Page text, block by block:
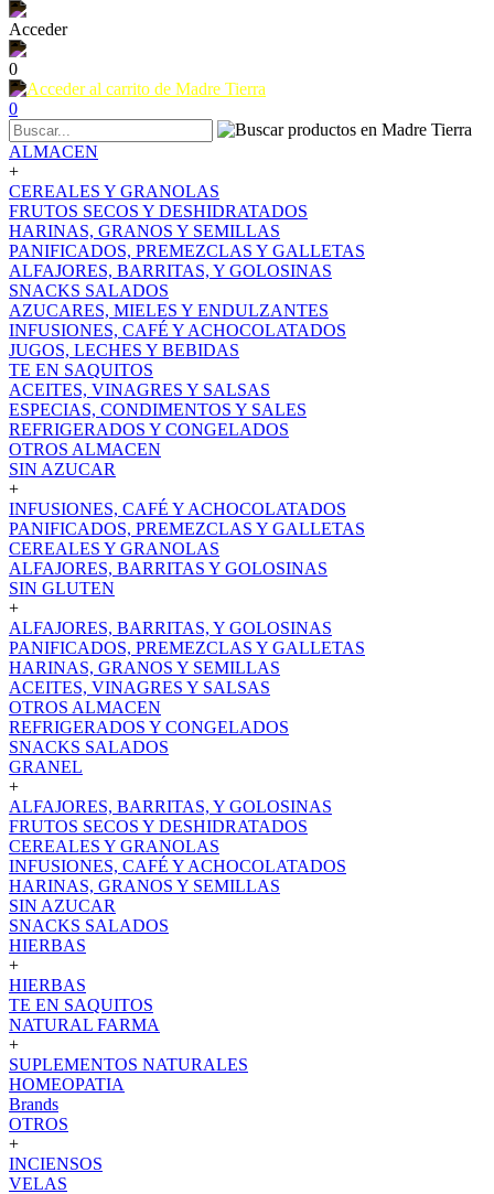
Acceder
0
0
ALMACEN
+
CEREALES Y GRANOLAS
FRUTOS SECOS Y DESHIDRATADOS
HARINAS, GRANOS Y SEMILLAS
PANIFICADOS, PREMEZCLAS Y GALLETAS
ALFAJORES, BARRITAS, Y GOLOSINAS
SNACKS SALADOS
AZUCARES, MIELES Y ENDULZANTES
INFUSIONES, CAFÉ Y ACHOCOLATADOS
JUGOS, LECHES Y BEBIDAS
TE EN SAQUITOS
ACEITES, VINAGRES Y SALSAS
ESPECIAS, CONDIMENTOS Y SALES
REFRIGERADOS Y CONGELADOS
OTROS ALMACEN
SIN AZUCAR
+
INFUSIONES, CAFÉ Y ACHOCOLATADOS
PANIFICADOS, PREMEZCLAS Y GALLETAS
CEREALES Y GRANOLAS
ALFAJORES, BARRITAS Y GOLOSINAS
SIN GLUTEN
+
ALFAJORES, BARRITAS, Y GOLOSINAS
PANIFICADOS, PREMEZCLAS Y GALLETAS
HARINAS, GRANOS Y SEMILLAS
ACEITES, VINAGRES Y SALSAS
OTROS ALMACEN
REFRIGERADOS Y CONGELADOS
SNACKS SALADOS
GRANEL
+
ALFAJORES, BARRITAS, Y GOLOSINAS
FRUTOS SECOS Y DESHIDRATADOS
CEREALES Y GRANOLAS
INFUSIONES, CAFÉ Y ACHOCOLATADOS
HARINAS, GRANOS Y SEMILLAS
SIN AZUCAR
SNACKS SALADOS
HIERBAS
+
HIERBAS
TE EN SAQUITOS
NATURAL FARMA
+
SUPLEMENTOS NATURALES
HOMEOPATIA
Brands
OTROS
+
INCIENSOS
VELAS